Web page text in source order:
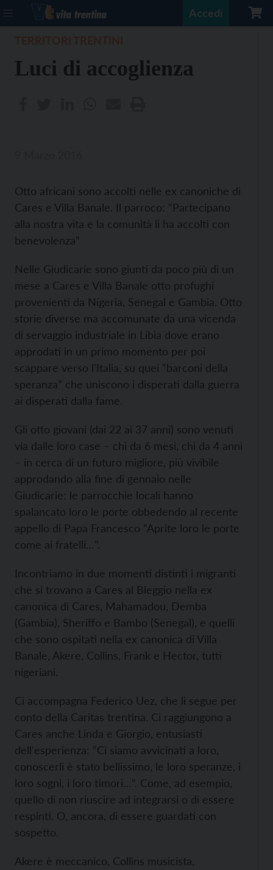
Accedi
Luci di accoglienza
Otto africani sono accolti nelle ex canoniche di
Cares e Villa Banale. Il parroco: “Partecipano
alla nostra vita e la comunità li ha accolti con
benevolenza”
Nelle Giudicarie sono giunti da poco più di un
mese a Cares e Villa Banale otto profughi
provenienti da Nigeria, Senegal e Gambia. Otto
storie diverse ma accomunate da una vicenda
di servaggio industriale in Libia dove erano
approdati in un primo momento per poi
scappare verso l'Italia, su quei “barconi della
speranza” che uniscono i disperati dalla guerra
ai disperati dalla fame.
Gli otto giovani (dai 22 ai 37 anni) sono venuti
via dalle loro case – chi da 6 mesi, chi da 4 anni
– in cerca di un futuro migliore, più vivibile
approdando alla fine di gennaio nelle
Giudicarie: le parrocchie locali hanno
spalancato loro le porte obbedendo al recente
appello di Papa Francesco “Aprite loro le porte
come ai fratelli…”.
Incontriamo in due momenti distinti i migranti
che si trovano a Cares al Bleggio nella ex
canonica di Cares, Mahamadou, Demba
(Gambia), Sheriffo e Bambo (Senegal), e quelli
che sono ospitati nella ex canonica di Villa
Banale, Akere, Collins, Frank e Hector, tutti
nigeriani.
Ci accompagna Federico Uez, che li segue per
conto della Caritas trentina. Ci raggiungono a
Cares anche Linda e Giorgio, entusiasti
dell'esperienza: “Ci siamo avvicinati a loro,
conoscerli è stato bellissimo, le loro speranze, i
loro sogni, i loro timori…”. Come, ad esempio,
quello di non riuscire ad integrarsi o di essere
respinti. O, ancora, di essere guardati con
sospetto.
Akere è meccanico, Collins musicista,